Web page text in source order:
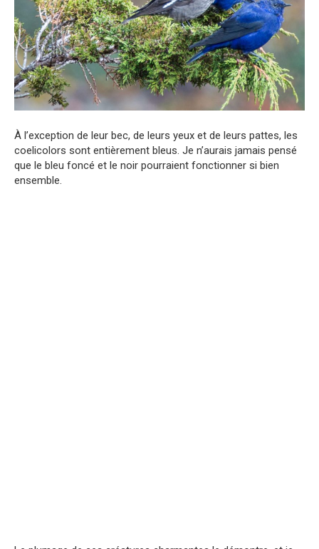
À l’exception de leur bec, de leurs yeux et de leurs pattes, les
coelicolors sont entièrement bleus. Je n’aurais jamais pensé
que le bleu foncé et le noir pourraient fonctionner si bien
ensemble.